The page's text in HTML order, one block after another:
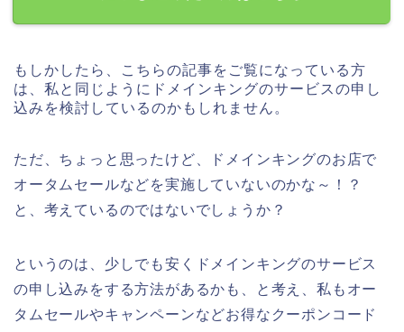
もしかしたら、こちらの記事をご覧になっている方
は、私と同じようにドメインキングのサービスの申し
込みを検討しているのかもしれません。
ただ、ちょっと思ったけど、ドメインキングのお店で
オータムセールなどを実施していないのかな～！？
と、考えているのではないでしょうか？
というのは、少しでも安くドメインキングのサービス
の申し込みをする方法があるかも、と考え、私もオー
タムセールやキャンペーンなどお得なクーポンコード